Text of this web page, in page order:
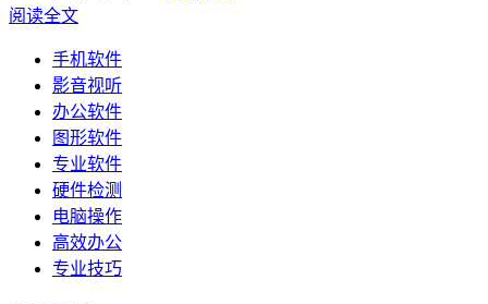
阅读全文
手机软件
影音视听
办公软件
图形软件
专业软件
硬件检测
电脑操作
高效办公
专业技巧